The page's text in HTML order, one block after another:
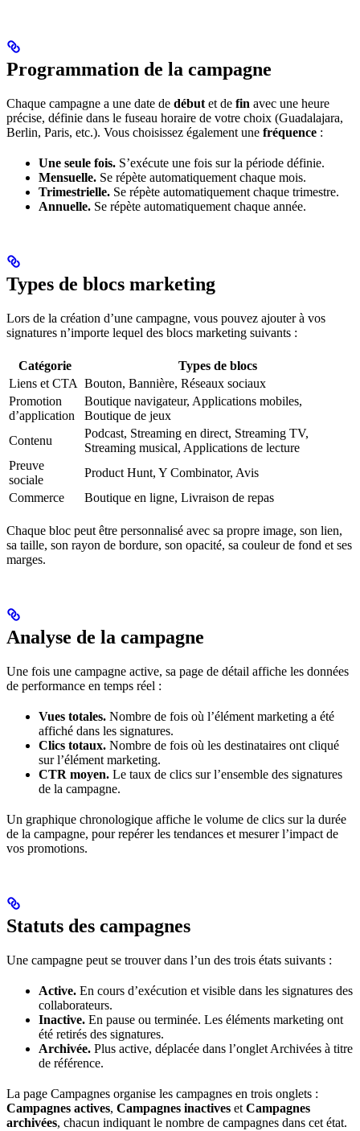
Programmation de la campagne
Chaque campagne a une date de débutet de fin avec une heure
précise, définie dans le fuseau horaire de votre choix (Guadalajara,
Berlin, Paris, etc.). Vous choisissez également une fréquence :
Une seule fois. S’exécute une fois sur la période définie.
Mensuelle. Se répète automatiquement chaque mois.
Trimestrielle. Se répète automatiquement chaque trimestre.
Annuelle. Se répète automatiquement chaque année.
Types de blocs marketing
Lors de la création d’une campagne, vous pouvez ajouter à vos
signatures n’importe lequel des blocs marketing suivants :
Catégorie
Types de blocs
Liens et CTA Bouton, Bannière, Réseaux sociaux
Promotion
d’application
Boutique navigateur, Applications mobiles,
Boutique de jeux
Contenu
Podcast, Streaming en direct, Streaming TV,
Streaming musical, Applications de lecture
Preuve
sociale
Product Hunt, Y Combinator, Avis
Commerce
Boutique en ligne, Livraison de repas
Chaque bloc peut être personnalisé avec sa propre image, son lien,
sa taille, son rayon de bordure, son opacité, sa couleur de fond et ses
marges.
Analyse de la campagne
Une fois une campagne active, sa page de détail affiche les données
de performance en temps réel :
Vues totales. Nombre de fois où l’élément marketing a été
affiché dans les signatures.
Clics totaux. Nombre de fois où les destinataires ont cliqué
sur l’élément marketing.
CTR moyen. Le taux de clics sur l’ensemble des signatures
de la campagne.
Un graphique chronologique affiche le volume de clics sur la durée
de la campagne, pour repérer les tendances et mesurer l’impact de
vos promotions.
Statuts des campagnes
Une campagne peut se trouver dans l’un des trois états suivants :
Active. En cours d’exécution et visible dans les signatures des
collaborateurs.
Inactive. En pause ou terminée. Les éléments marketing ont
été retirés des signatures.
Archivée. Plus active, déplacée dans l’onglet Archivées à titre
de référence.
La page Campagnes organise les campagnes en trois onglets :
Campagnes actives, Campagnes inactives et Campagnes
archivées, chacun indiquant le nombre de campagnes dans cet état.